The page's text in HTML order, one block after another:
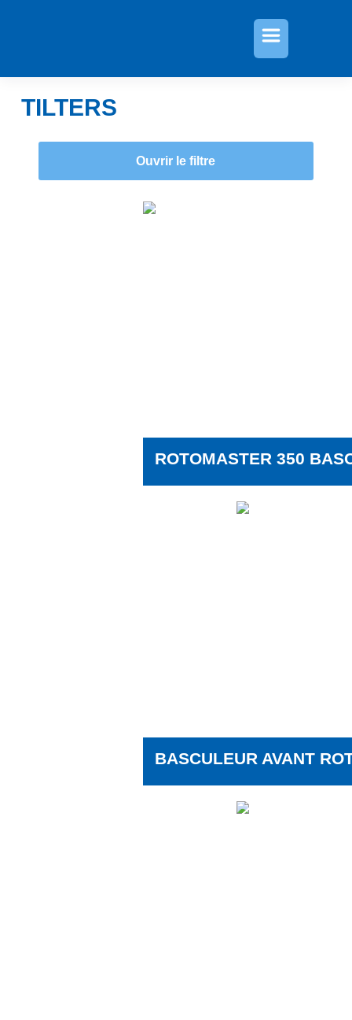
TILTERS
Ouvrir le filtre
ROTOMASTER 350
BASCULEUR AVANT